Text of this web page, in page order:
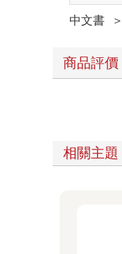
中文書 ＞
商品評價
相關主題